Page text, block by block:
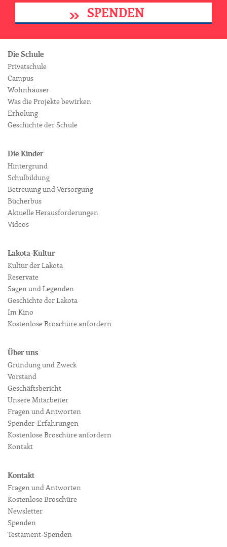
SPENDEN
Die Schule
Privatschule
Campus
Wohnhäuser
Was die Projekte bewirken
Erholung
Geschichte der Schule
Die Kinder
Hintergrund
Schulbildung
Betreuung und Versorgung
Bücherbus
Aktuelle Herausforderungen
Videos
Lakota-Kultur
Kultur der Lakota
Reservate
Sagen und Legenden
Geschichte der Lakota
Im Kino
Kostenlose Broschüre anfordern
Über uns
Gründung und Zweck
Vorstand
Geschäftsbericht
Unsere Mitarbeiter
Fragen und Antworten
Spender-Erfahrungen
Kostenlose Broschüre anfordern
Kontakt
Kontakt
Fragen und Antworten
Kostenlose Broschüre
Newsletter
Spenden
Testament-Spenden